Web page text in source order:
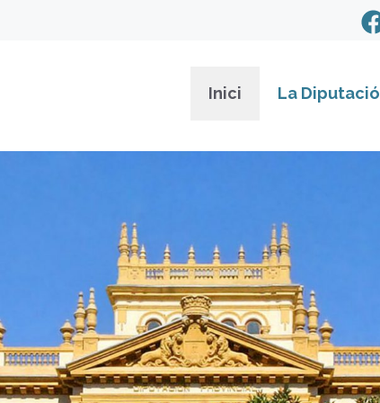
Inici La Diputació